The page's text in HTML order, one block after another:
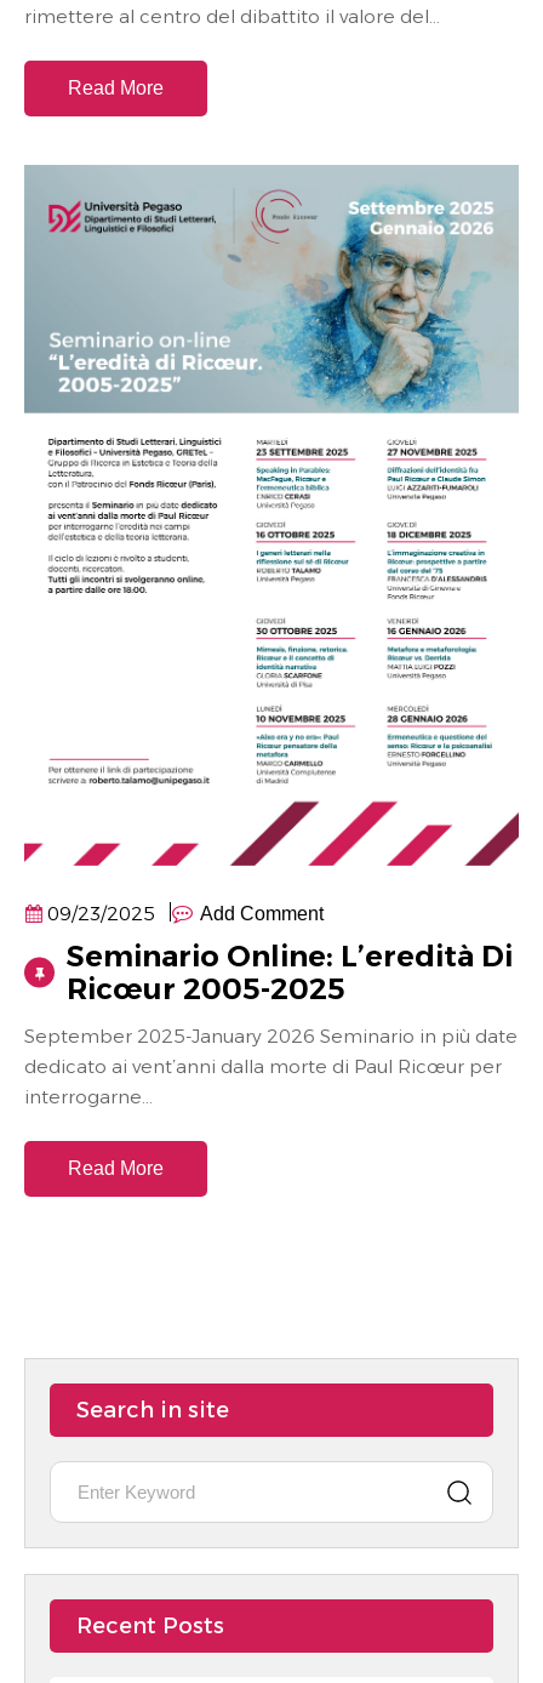
rimettere al centro del dibattito il valore del...
Read More
09/23/2025 Add Comment
Seminario Online: L’eredità Di
Ricœur 2005-2025
September 2025-January 2026 Seminario in più date
dedicato ai vent’anni dalla morte di Paul Ricœur per
interrogarne...
Read More
Search in site
Recent Posts